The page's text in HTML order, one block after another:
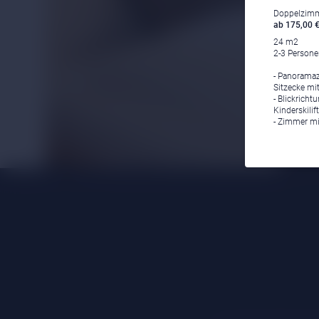
ab 175,00
24 m2
2-3
-
Sitzecke
-
Kinderskilift
- Zimmer